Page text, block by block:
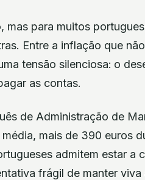
para muitos
Entre a inflação que
tensão silenciosa: o
as contas.
de Administração de
mais de 390 euros
admitem estar a
frágil de manter viva